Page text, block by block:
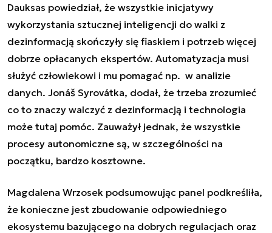
Dauksas powiedział, że wszystkie inicjatywy
wykorzystania sztucznej inteligencji do walki z
dezinformacją skończyły się fiaskiem i potrzeb więcej
dobrze opłacanych ekspertów. Automatyzacja musi
służyć człowiekowi i mu pomagać np. w analizie
danych. Jonáš Syrovátka, dodał, że trzeba zrozumieć
co to znaczy walczyć z dezinformacją i technologia
może tutaj pomóc. Zauważył jednak, że wszystkie
procesy autonomiczne są, w szczególności na
początku, bardzo kosztowne.
Magdalena Wrzosek podsumowując panel podkreśliła,
że konieczne jest zbudowanie odpowiedniego
ekosystemu bazującego na dobrych regulacjach oraz